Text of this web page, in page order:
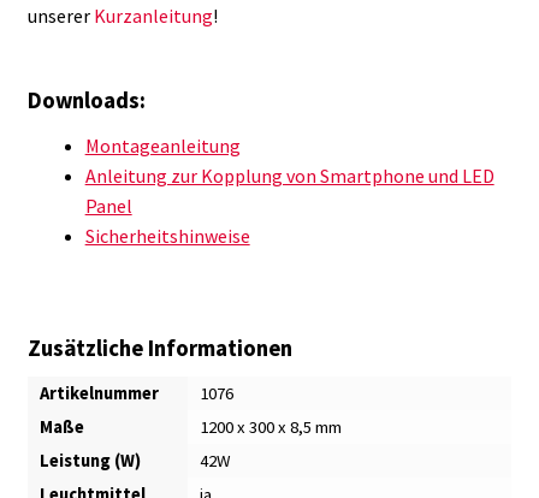
unserer Kurzanleitung!
Downloads:
Montageanleitung
Anleitung zur Kopplung von Smartphone und LED
Panel
Sicherheitshinweise
Zusätzliche Informationen
Artikelnummer
1076
Maße
1200 x 300 x 8,5 mm
Leistung (W)
42W